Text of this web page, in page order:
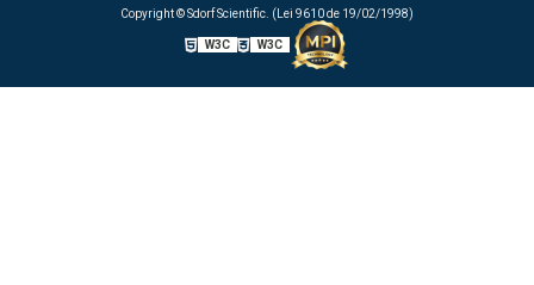
Copyright © Sdorf Scientific. (Lei 9610 de 19/02/1998)
W3C W3C